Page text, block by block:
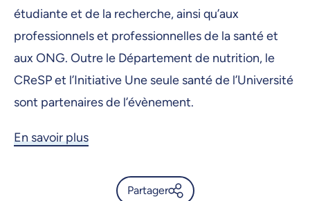
étudiante et de la recherche, ainsi qu’aux
professionnels et professionnelles de la santé et
aux ONG. Outre le Département de nutrition, le
CReSP et l’Initiative Une seule santé de l’Université
sont partenaires de l’évènement.
En savoir plus
Partager